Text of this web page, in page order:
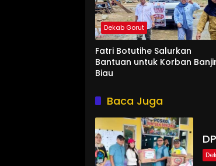
Dekab Gorut
Fatri Botutihe Salurkan
Bantuan untuk Korban Banjir
Biau
Baca Juga